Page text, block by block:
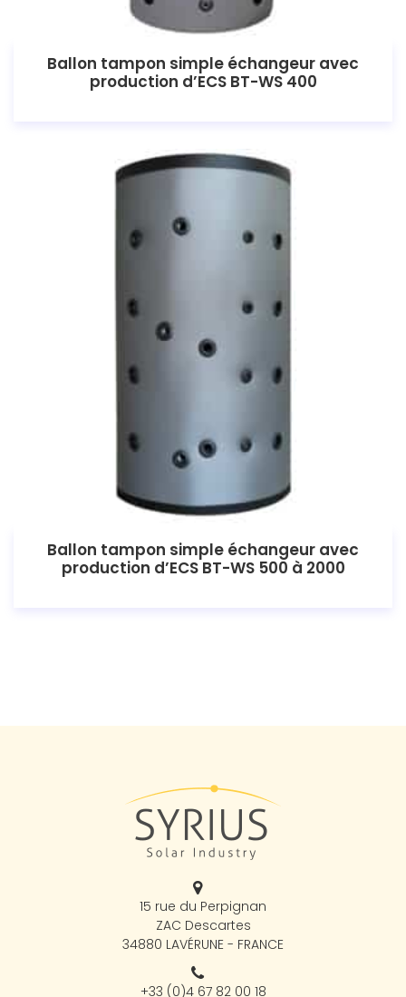
Ballon tampon simple échangeur avec
production d’ECS BT-WS 400
Ballon tampon simple échangeur avec
production d’ECS BT-WS 500 à 2000
15 rue du Perpignan
ZAC Descartes
34880 LAVÉRUNE - FRANCE
+33 (0)4 67 82 00 18